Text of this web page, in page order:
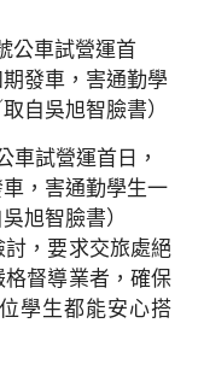
車試營運首日，
，害通勤學生一
旭智臉書）
，要求交旅處絕
督導業者，確保
學生都能安心搭